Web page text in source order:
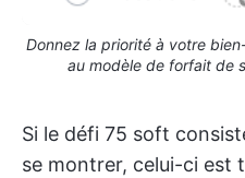
Donnez la priorité à votre
au modèle de forfait de
Si le défi 75 soft
se montrer, celui-ci est